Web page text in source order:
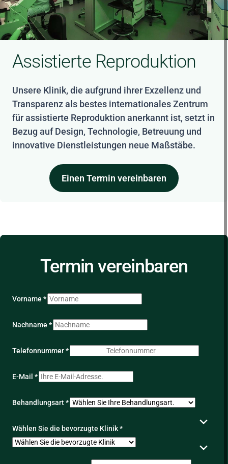
Assistierte Reproduktion
Unsere Klinik, die aufgrund ihrer Exzellenz und
Transparenz als bestes internationales Zentrum
für assistierte Reproduktion anerkannt ist, setzt in
Bezug auf Design, Technologie, Betreuung und
innovative Dienstleistungen neue Maßstäbe.
Einen Termin vereinbaren
Termin vereinbaren
Vorname *
Nachname *
Telefonnummer *
E-Mail *
Behandlungsart *
Wählen Sie die bevorzugte Klinik *